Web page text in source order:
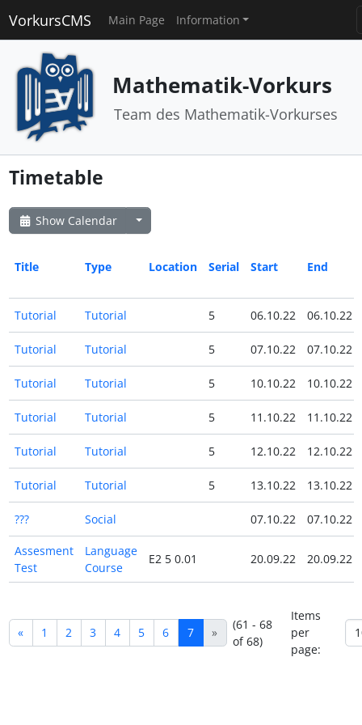
VorkursCMS Main Page Information
Mathematik-Vorkurs
Team des Mathematik-Vorkurses
Timetable
Show Calendar
Title Type Location Serial Start End
Tutorial Tutorial 5 06.10.22 06.10.22
Tutorial Tutorial 5 07.10.22 07.10.22
Tutorial Tutorial 5 10.10.22 10.10.22
Tutorial Tutorial 5 11.10.22 11.10.22
Tutorial Tutorial 5 12.10.22 12.10.22
Tutorial Tutorial 5 13.10.22 13.10.22
??? Social 07.10.22 07.10.22
Assesment
Test
Language
Course
E2 5 0.01 20.09.22 20.09.22
« 1 2 3 4 5 6 7 »
(61 - 68
of 68)
Items
per
page: